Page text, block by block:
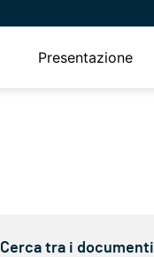
Presentazione
Cerca tra i documenti